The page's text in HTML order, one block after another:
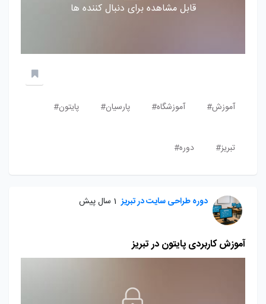
قابل مشاهده برای دنبال کننده ها
آموزش# آموزشگاه# پارسیان# پایتون#
تبریز# دوره#
دوره طراحی سایت در تبریز 1 سال پیش
آموزش کاربردی پایتون در تبریز